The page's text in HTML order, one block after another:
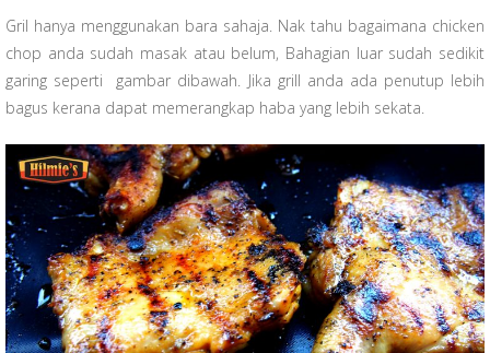
Gril hanya menggunakan bara sahaja. Nak tahu bagaimana chicken
chop anda sudah masak atau belum, Bahagian luar sudah sedikit
garing seperti gambar dibawah. Jika grill anda ada penutup lebih
bagus kerana dapat memerangkap haba yang lebih sekata.